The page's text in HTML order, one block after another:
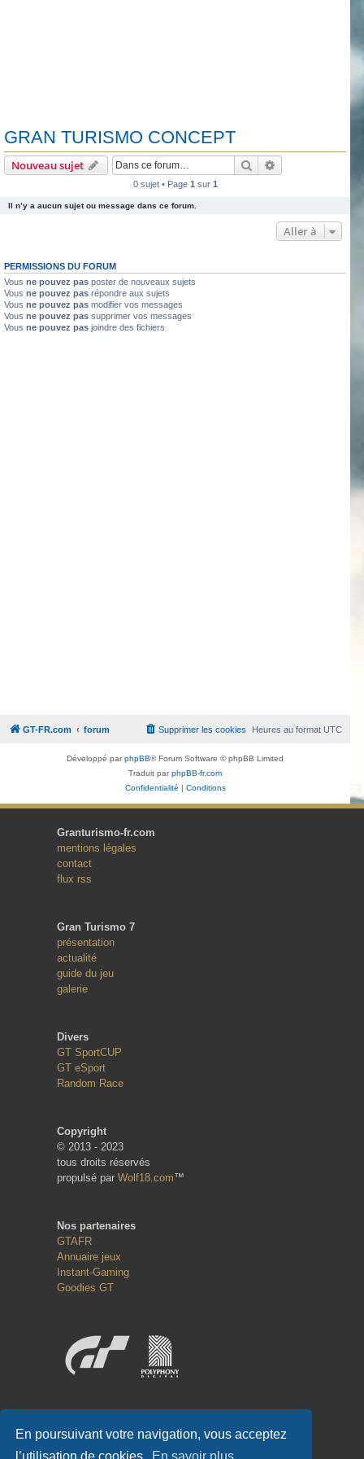
En poursuivant votre navigation, vous acceptez
GRAN TURISMO CONCEPT
Nouveau sujet Rechercher
0 sujet • Page 1 sur 1
Il n’y a aucun sujet ou message dans ce forum.
Aller à
PERMISSIONS DU FORUM
Vous ne pouvez pas poster de nouveaux sujets
Vous ne pouvez pas répondre aux sujets
Vous ne pouvez pas modifier vos messages
Vous ne pouvez pas supprimer vos messages
Vous ne pouvez pas joindre des fichiers
GT-FR.com forum Heures au formatUTC
Supprimer les cookies
Développé parphpBB® Forum Software © phpBB Limited
Traduit parphpBB-fr.com
Confidentialité | Conditions
Granturismo-fr.com
mentions légales
contact
flux rss
Gran Turismo 7
présentation
actualité
guide du jeu
galerie
Divers
GT SportCUP
GT eSport
Random Race
Copyright
© 2013 - 2023
tous droits réservés
propulsé par Wolf18.com™
Nos partenaires
GTAFR
Annuaire jeux
Instant-Gaming
Goodies GT